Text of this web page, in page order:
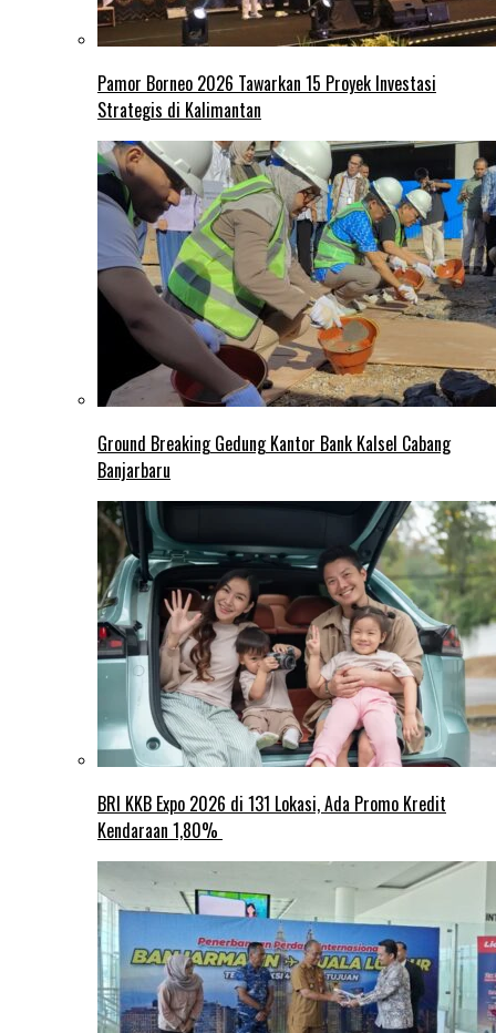
Pamor Borneo 2026 Tawarkan 15 Proyek Investasi
Strategis di Kalimantan
Ground Breaking Gedung Kantor Bank Kalsel Cabang
Banjarbaru
BRI KKB Expo 2026 di 131 Lokasi, Ada Promo Kredit
Kendaraan 1,80%